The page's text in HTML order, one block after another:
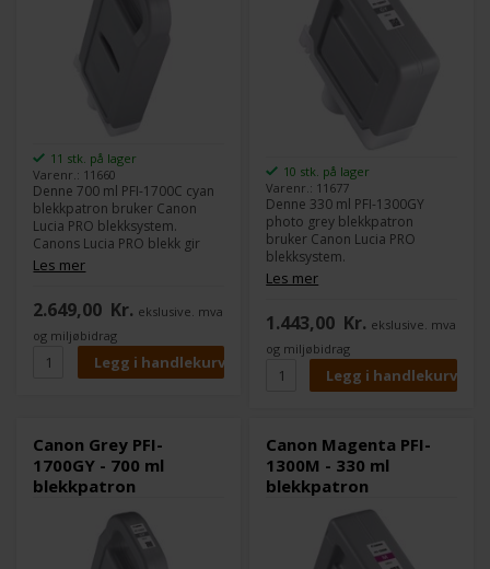
11 stk. på lager
Varenr.: 11660
Denne 700 ml PFI-1700C cyan
blekkpatron bruker Canon
Lucia PRO blekksystem.
Canons Lucia PRO blekk gir
god densitet i fargene og et
stort fargespekter.
Innhold:700 ml
Type:Canon Lucia PRO
Farge:Cyan
Kompatible med følgende
2000
Canon imagePROGRAF PRO
4000
Canon imagePROGRAF PRO
Canon imagePROGRAF PRO
Les mer
2.649,00 Kr. ekslusive. mva
og miljøbidrag
10 stk. på lager
Varenr.: 11677
Denne 330 ml PFI-1300GY
photo grey blekkpatron
bruker Canon Lucia PRO
blekksystem.
Canons Lucia PRO blekk gir
god densitet i fargene og et
Innhold:330 ml
Type: Canon Lucia PRO
Farge:
Photo Grey
Canon imagePROGRAF PRO
2000
Canon imagePROGRAF PRO
Canon imagePROGRAF PRO
Canon imagePROGRAF PRO
Les mer
1.443,00 Kr. ekslusive. mva
og miljøbidrag
Canon Grey PFI-
1700GY - 700 ml
blekkpatron
Canon Magenta PFI-
1300M - 330 ml
blekkpatron